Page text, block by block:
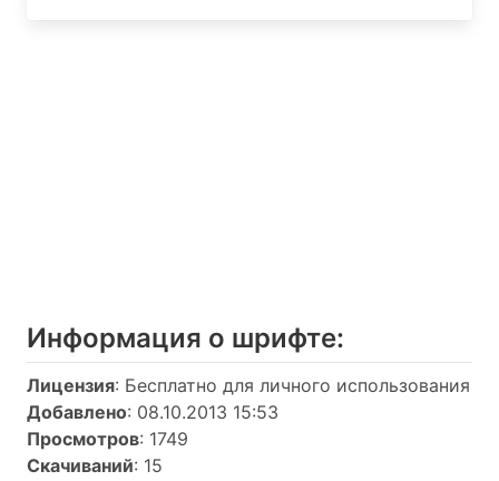
Информация о шрифтe:
Лицензия: Бесплатно для личного использования
Добавлено: 08.10.2013 15:53
Просмотров: 1749
Скачиваний: 15